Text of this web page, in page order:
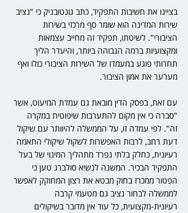
בציינו את חשיבות התפקיד, כתב גונטובניק כי "נציב
שירות המדינה הוא שומר סף מרכזי בשירות
הציבורי". לשיטתו, תפקיד זה מחייב עצמאות
ומקצועיות ברמה הגבוהה ביותר, והיעדר הליך
תחרותי פוגע במעמדו של השירות הציבורי כולו ואף
מערער את אמון הציבור.
עם זאת, בפסק הדין מובאת גם עמדת המיעוט, אשר
"סברה כי אין מקום להתערבות שיפוטית במקרה
זה". לפי עמדה זו, על הממשלה להיוותר עם שיקול
דעת רחב, לרבות האפשרות לשקול שיקולי התאמה
רעיונית, כחלק בלתי נפרד מתהליך המינוי של בעל
התפקיד הבכיר. המשנה לנשיא סולברג טען כי
הפטור ממכרז בחוק מבטא את רצון המחוקק לאפשר
לממשלה לבחור נציב גם מטעמי קרבה
רעיונית-מקצועית, כל עוד אין מדובר בשיקולים